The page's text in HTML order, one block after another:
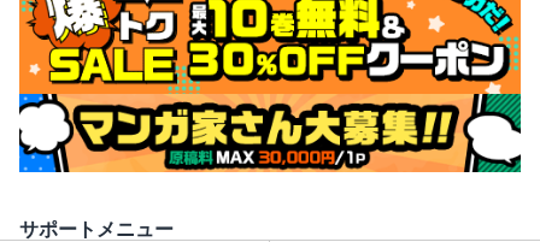
サポートメニュー